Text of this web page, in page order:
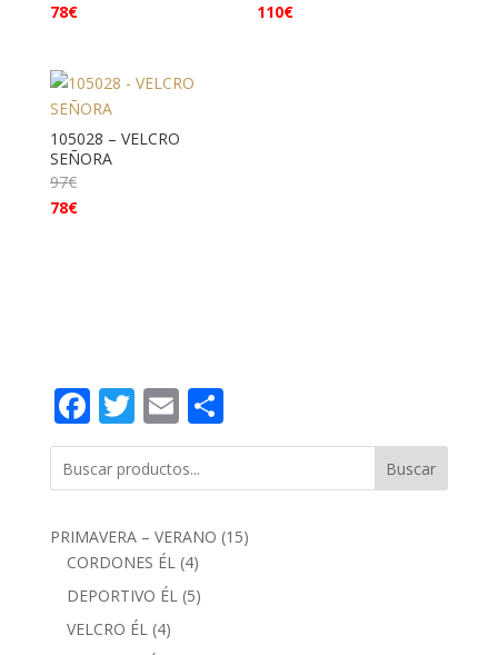
78€
110€
105028 – VELCRO
SEÑORA
97€
78€
Facebook
Twitter
EmailCompartir
Buscar
PRIMAVERA – VERANO 1515
CORDONES ÉL 44
productos
DEPORTIVO ÉL 55
VELCRO ÉL 44